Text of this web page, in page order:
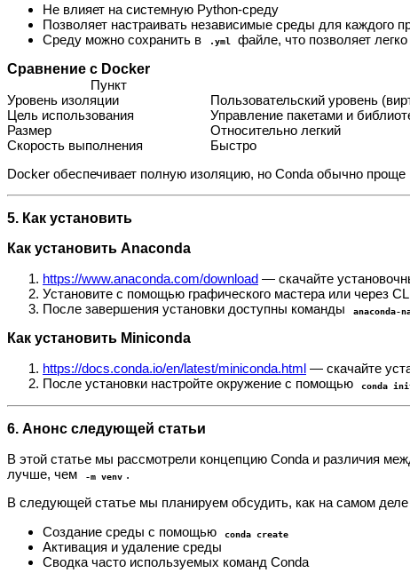
Не влияет на системную Python-среду
Позволяет настраивать независимые среды для каждого
Среду можно сохранить в
.yml
файле, что позволяет
Сравнение с Docker
Пункт
Уровень изоляции
Пользовательский уровень
Цель использования
Управление пакетами и
Размер
Относительно легкий
Скорость выполнения
Быстро
Docker обеспечивает полную изоляцию, но Conda обычно
5. Как установить
Как установить Anaconda
https://www.anaconda.com/download — скачайте
Установите с помощью графического мастера или через
После завершения установки доступны команды
anaconda-
Как установить Miniconda
https://docs.conda.io/en/latest/miniconda.html — скачайте
После установки настройте окружение с помощью
conda
6. Анонс следующей статьи
В этой статье мы рассмотрели концепцию Conda и различия
лучше, чем
-m venv .
В следующей статье мы планируем обсудить, как на самом
Создание среды с помощью
conda create
Активация и удаление среды
Сводка часто используемых команд Conda